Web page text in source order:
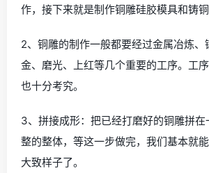
作，接下来就是制作铜雕硅胶模具和铸铜
2、铜雕的制作一般都要经过金属冶炼、
金、磨光、上红等几个重要的工序。工
也十分考究。
3、拼接成形：把已经打磨好的铜雕拼
整的整体，等这一步做完，我们基本就
大致样子了。